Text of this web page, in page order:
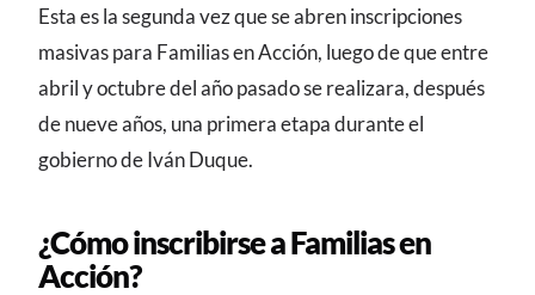
Esta es la segunda vez que se abren inscripciones
masivas para Familias en Acción, luego de que entre
abril y octubre del año pasado se realizara, después
de nueve años, una primera etapa durante el
gobierno de Iván Duque.
¿Cómo inscribirse a Familias en
Acción?